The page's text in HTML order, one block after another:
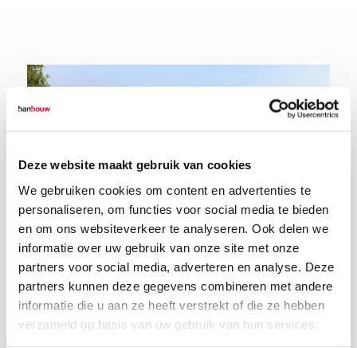
Deze website maakt gebruik van cookies
We gebruiken cookies om content en advertenties te
personaliseren, om functies voor social media te bieden
en om ons websiteverkeer te analyseren. Ook delen we
informatie over uw gebruik van onze site met onze
partners voor social media, adverteren en analyse. Deze
partners kunnen deze gegevens combineren met andere
informatie die u aan ze heeft verstrekt of die ze hebben
verzameld op basis van uw gebruik van hun services.
2 november 2022